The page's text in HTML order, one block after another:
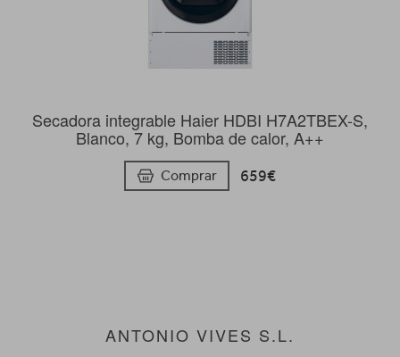
Secadora integrable Haier HDBI H7A2TBEX-S,
Blanco, 7 kg, Bomba de calor, A++
Comprar 659€
ANTONIO VIVES S.L.